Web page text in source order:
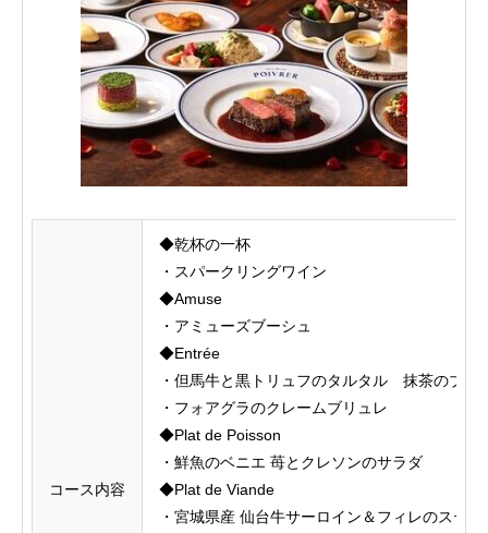
コース内容
◆乾杯の一杯
・スパークリングワイン
◆Amuse
・アミューズブーシュ
◆Entrée
・但馬牛と黒トリュフのタルタル 抹茶のブリ
・フォアグラのクレームブリュレ
◆Plat de Poisson
・鮮魚のベニエ 苺とクレソンのサラダ
◆Plat de Viande
・宮城県産 仙台牛サーロイン＆フィレのステ